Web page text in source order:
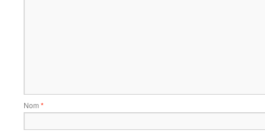
Nom *